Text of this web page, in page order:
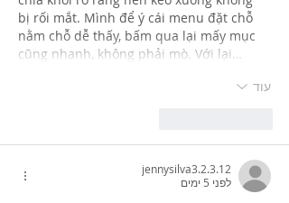
bị rối mắt. Mình để ý cái menu đặt chỗ
nằm chỗ dễ thấy, bấm qua lại mấy mục
cũng nhanh, không phải mò. Với lại…
עוד
jennysilva3.2.3.12
לפני 5 ימים